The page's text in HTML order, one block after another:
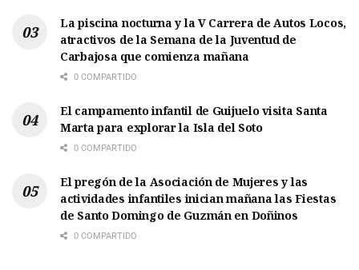
La piscina nocturna y la V Carrera de Autos Locos,
atractivos de la Semana de la Juventud de
Carbajosa que comienza mañana
0 COMPARTIDO
El campamento infantil de Guijuelo visita Santa
Marta para explorar la Isla del Soto
0 COMPARTIDO
El pregón de la Asociación de Mujeres y las
actividades infantiles inician mañana las Fiestas
de Santo Domingo de Guzmán en Doñinos
0 COMPARTIDO